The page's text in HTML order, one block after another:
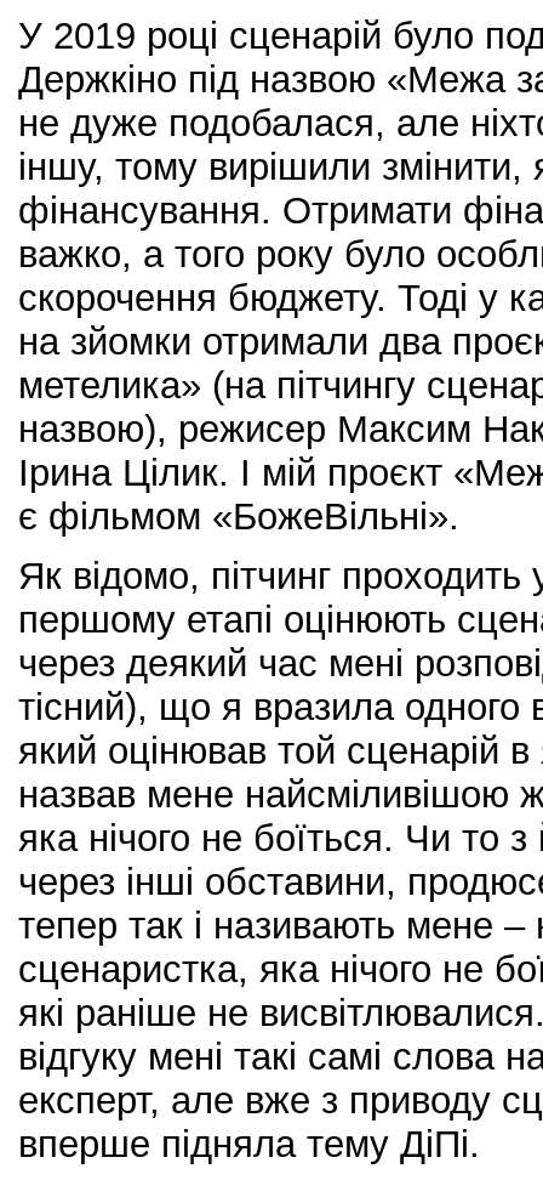
У 2019 році сценарій було
Держкіно під назвою «Межа
не дуже подобалася, але
іншу, тому вирішили
фінансування. Отримати
важко, а того року було
скорочення бюджету. Тоді у
на зйомки отримали два
метелика» (на пітчингу
назвою), режисер Максим
Ірина Цілик. І мій проєкт
є фільмом «БожеВільні».
Як відомо, пітчинг
першому етапі оцінюють
через деякий час мені
тісний), що я вразила одного
який оцінював той сценарій в
назвав мене найсміливішою
яка нічого не боїться. Чи то з
через інші обставини,
тепер так і називають мене –
сценаристка, яка нічого не
які раніше не
відгуку мені такі самі слова
експерт, але вже з приводу
вперше підняла тему ДіПі.